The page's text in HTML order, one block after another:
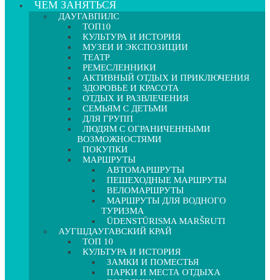
ЧЕМ ЗАНЯТЬСЯ
ДАУГАВПИЛС
ТОП10
КУЛЬТУРА И ИСТОРИЯ
МУЗЕИ И ЭКСПОЗИЦИИ
ТЕАТР
РЕМЕСЛЕННИКИ
АКТИВНЫЙ ОТДЫХ И ПРИКЛЮЧЕНИЯ
ЗДОРОВЬЕ И КРАСОТА
ОТДЫХ И РАЗВЛЕЧЕНИЯ
СЕМЬЯМ С ДЕТЬМИ
ДЛЯ ГРУПП
ЛЮДЯМ С ОГРАНИЧЕННЫМИ
ВОЗМОЖНОСТЯМИ
ПОКУПКИ
МАРШРУТЫ
АВТОМАРШРУТЫ
ПЕШЕХОДНЫЕ МАРШРУТЫ
ВЕЛОМАРШРУТЫ
МАРШРУТЫ ДЛЯ ВОДНОГО
ТУРИЗМА
ŪDENSTŪRISMA MARŠRUTI
АУГШДАУГАВСКИЙ КРАЙ
ТОП 10
КУЛЬТУРА И ИСТОРИЯ
ЗАМКИ И ПОМЕСТЬЯ
ПАРКИ И МЕСТА ОТДЫХА